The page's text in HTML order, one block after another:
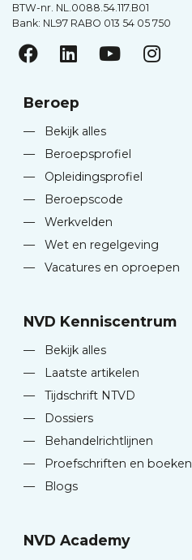
BTW-nr. NL.0088.54.117.B01
Bank: NL97 RABO 013 54 05 750
Beroep
—
Bekijk alles
—
Beroepsprofiel
—
Opleidingsprofiel
—
Beroepscode
—
Werkvelden
—
Wet en regelgeving
—
Vacatures en oproepen
NVD Kenniscentrum
—
Bekijk alles
—
Laatste artikelen
—
Tijdschrift NTVD
—
Dossiers
—
Behandelrichtlijnen
—
Proefschriften en boeken
—
Blogs
NVD Academy